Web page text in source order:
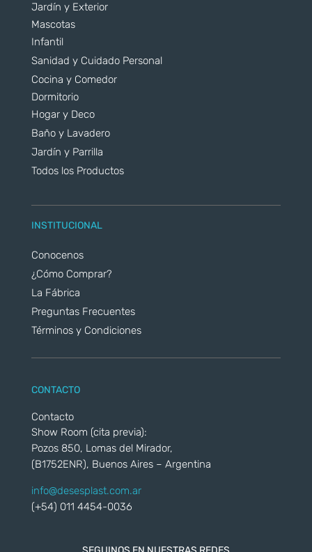
Jardín y Exterior
Mascotas
Infantil
Sanidad y Cuidado Personal
Cocina y Comedor
Dormitorio
Hogar y Deco
Baño y Lavadero
Jardín y Parrilla
Todos los Productos
INSTITUCIONAL
Conocenos
¿Cómo Comprar?
La Fábrica
Preguntas Frecuentes
Términos y Condiciones
CONTACTO
Contacto
Show Room (cita previa):
Pozos 850, Lomas del Mirador,
(B1752ENR), Buenos Aires – Argentina
info@desesplast.com.ar
(+54) 011 4454-0036